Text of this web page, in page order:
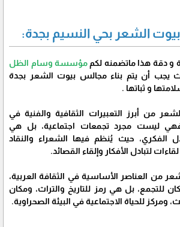
الشعر بحي النسيم بجدة:
و دقة هذا ماتضمنه لكممؤسسة وسام الظل
يجب أن يتم بناء مجالس بيوت الشعر بجدة
و ثباتها .
من أبرز التعبيرات الثقافية والفنية في
فهي ليست مجرد تجمعات اجتماعية، بل هي
الفكري، حيث يُنظم فيها الشعراء والنقاد
لتبادل الأفكار وإلقاء القصائد.
من العناصر الأساسية في الثقافة العربية،
للتجمع، بل هي رمز للتاريخ والتراث، ومكان
ومركز للحياة الاجتماعية في البيئة الصحراوية.